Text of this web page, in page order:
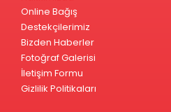
Online Bağış
Destekçilerimiz
Bizden Haberler
Fotoğraf Galerisi
İletişim Formu
Gizlilik Politikaları